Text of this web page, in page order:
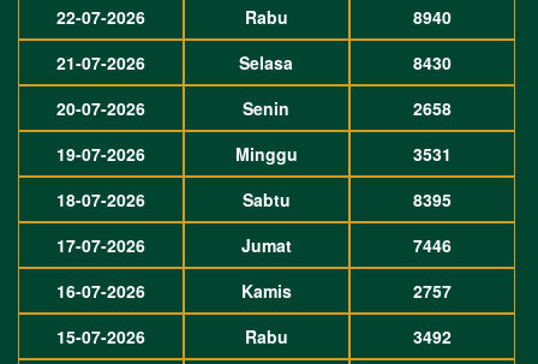
22-07-2026
Rabu
8940
21-07-2026
Selasa
8430
20-07-2026
Senin
2658
19-07-2026
Minggu
3531
18-07-2026
Sabtu
8395
17-07-2026
Jumat
7446
16-07-2026
Kamis
2757
15-07-2026
Rabu 3492